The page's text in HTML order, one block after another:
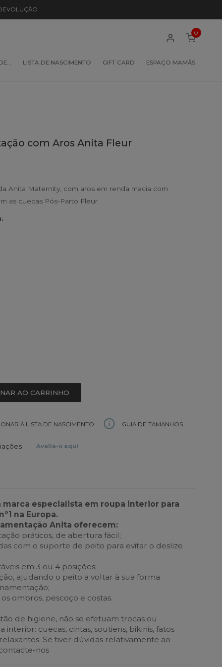
LISTA DE NASCIMENTO GIFT CARD ESPAÇO MAMÃS
0
com Aros Anita Fleur
Anita Maternity, com aros em renda macia com
as cuecas Pós-Parto Fleur
AO CARRINHO
À LISTA DE NASCIMENTO GUIA DE TAMANHOS
Avalia-o aqui
marca especialista em roupa interior para
na Europa.
Anita oferecem:
práticos, de abertura fácil;
com o suporte de peito para evitar o deslize
em 3 ou 4 posições;
ajudando o peito a voltar à sua forma
ombros, pescoço e costas.
de higiene, não se efetuam trocas ou
cuecas, cintas, soutiens, bikinis, fatos
Se tiver dúvidas relativamente ao
nos